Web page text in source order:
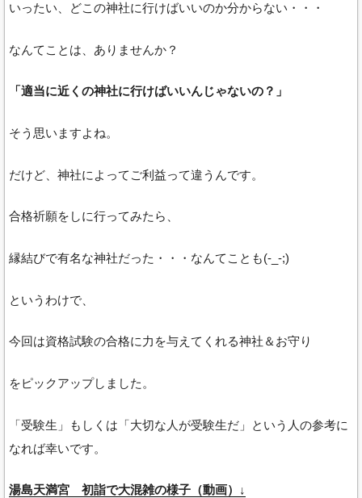
いったい、どこの神社に行けばいいのか分からない・・・
なんてことは、ありませんか？
「適当に近くの神社に行けばいいんじゃないの？」
そう思いますよね。
だけど、神社によってご利益って違うんです。
合格祈願をしに行ってみたら、
縁結びで有名な神社だった・・・なんてことも(-_-;)
というわけで、
今回は資格試験の合格に力を与えてくれる神社＆お守り
をピックアップしました。
「受験生」もしくは「大切な人が受験生だ」という人の参考に
なれば幸いです。
湯島天満宮 初詣で大混雑の様子（動画）↓